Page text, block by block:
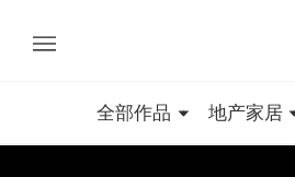
全部作品 地产家居